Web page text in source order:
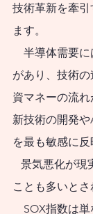
これま
たどっ
成の道
続く長
な道が
とを期
口減社
のため
ックと
技術革新を牽
ます。
があり、技術
資マネーの流れ
新技術の開発
を最も敏感に反
ことも多いとさ